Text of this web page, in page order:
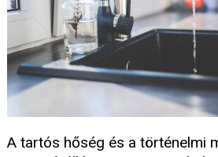
A tartós hőség és a történelmi